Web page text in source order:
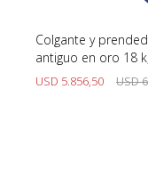
Colgante y
antiguo en oro 18 k,
brillantes y zafiros
sintéticos.
USD 5.856,50 USD